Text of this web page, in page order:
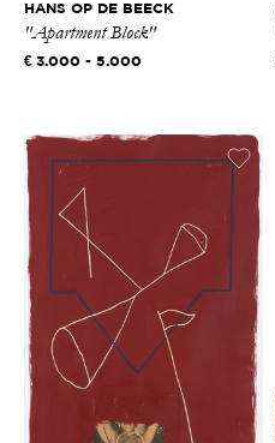
HANS OP DE BEECK
"Apartment Block"
3.000 - 5.000